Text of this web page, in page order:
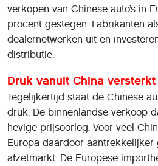
verkopen van Chinese auto’s in
procent gestegen. Fabrikanten
dealernetwerken uit en
distributie.
Druk vanuit China
Tegelijkertijd staat de Chinese
druk. De binnenlandse verkoop
hevige prijsoorlog. Voor veel
Europa daardoor aantrekkelijker
afzetmarkt. De Europese